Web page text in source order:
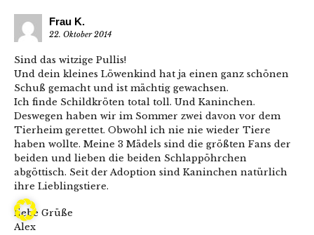
Frau K.
22. Oktober 2014
Sind das witzige Pullis!
Und dein kleines Löwenkind hat ja einen ganz schönen
Schuß gemacht und ist mächtig gewachsen.
Ich finde Schildkröten total toll. Und Kaninchen.
Deswegen haben wir im Sommer zwei davon vor dem
Tierheim gerettet. Obwohl ich nie nie wieder Tiere
haben wollte. Meine 3 Mädels sind die größten Fans der
beiden und lieben die beiden Schlappöhrchen
abgöttisch. Seit der Adoption sind Kaninchen natürlich
ihre Lieblingstiere.
liebe Grüße
Alex